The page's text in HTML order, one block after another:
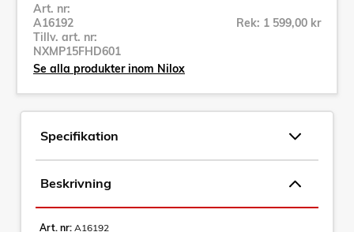
Art. nr:
A16192
Tillv. art. nr:
NXMP15FHD601
Rek: 1 599,00 kr
Se alla produkter inom Nilox
Specifikation
Beskrivning
Art. nr: A16192